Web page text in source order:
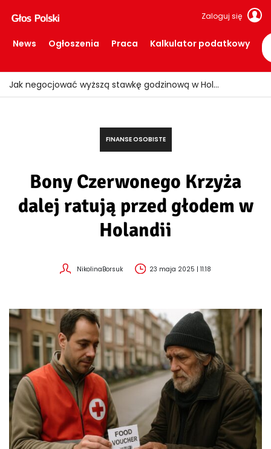
Zaloguj się
News Ogłoszenia Praca Kalkulator podatkowy
Ogień znów uderzył w Limburgii! Pociągi ruszyły, ale teren nadal zamknięty
FINANSE OSOBISTE
Bony Czerwonego Krzyża
dalej ratują przed głodem w
Holandii
NikolinaBorsuk 23 maja 2025 | 11:18